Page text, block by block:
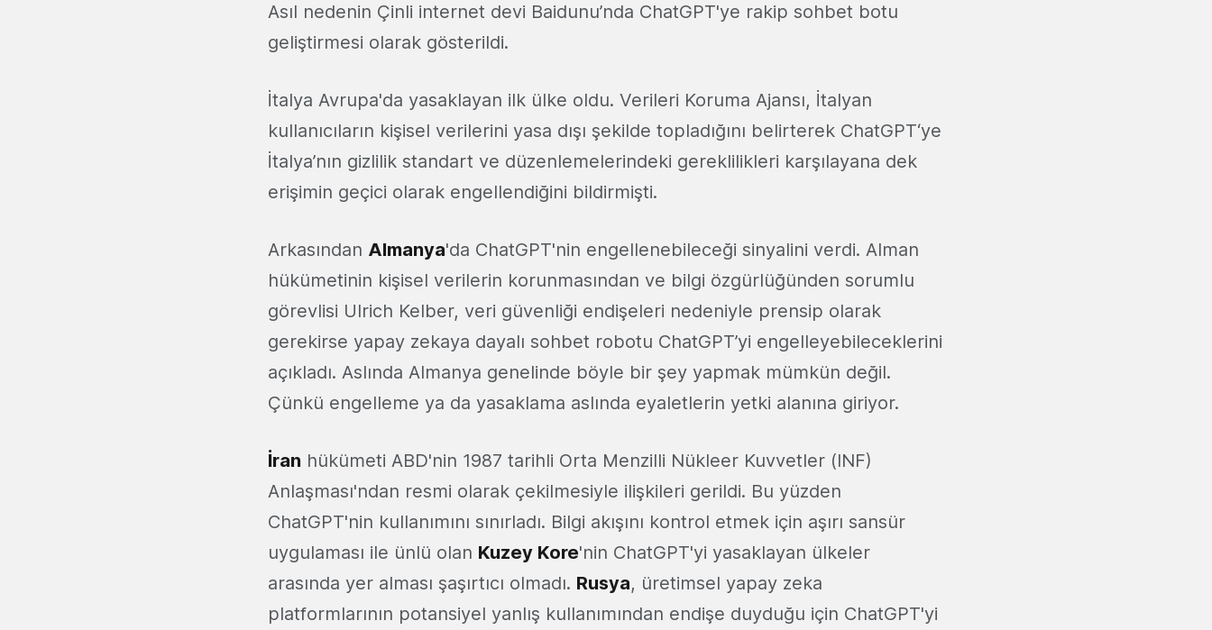
Asıl nedenin Çinli internet devi Baidunu’nda ChatGPT'ye rakip sohbet botu
geliştirmesi olarak gösterildi.
İtalya Avrupa'da yasaklayan ilk ülke oldu. Verileri Koruma Ajansı, İtalyan
kullanıcıların kişisel verilerini yasa dışı şekilde topladığını belirterek ChatGPT‘ye
İtalya’nın gizlilik standart ve düzenlemelerindeki gereklilikleri karşılayana dek
erişimin geçici olarak engellendiğini bildirmişti.
Arkasından Almanya'da ChatGPT'nin engellenebileceği sinyalini verdi. Alman
hükümetinin kişisel verilerin korunmasından ve bilgi özgürlüğünden sorumlu
görevlisi Ulrich Kelber, veri güvenliği endişeleri nedeniyle prensip olarak
gerekirse yapay zekaya dayalı sohbet robotu ChatGPT’yi engelleyebileceklerini
açıkladı. Aslında Almanya genelinde böyle bir şey yapmak mümkün değil.
Çünkü engelleme ya da yasaklama aslında eyaletlerin yetki alanına giriyor.
İran hükümeti ABD'nin 1987 tarihli Orta Menzilli Nükleer Kuvvetler (INF)
Anlaşması'ndan resmi olarak çekilmesiyle ilişkileri gerildi. Bu yüzden
ChatGPT'nin kullanımını sınırladı. Bilgi akışını kontrol etmek için aşırı sansür
uygulaması ile ünlü olan Kuzey Kore'nin ChatGPT'yi yasaklayan ülkeler
arasında yer alması şaşırtıcı olmadı. Rusya, üretimsel yapay zeka
platformlarının potansiyel yanlış kullanımından endişe duyduğu için ChatGPT'yi